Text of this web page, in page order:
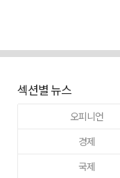
섹션별 뉴스
오피니언
경제
국제